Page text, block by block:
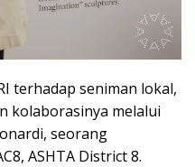
terhadap seniman lokal,
kolaborasinya melalui
seorang
ASHTA District 8.